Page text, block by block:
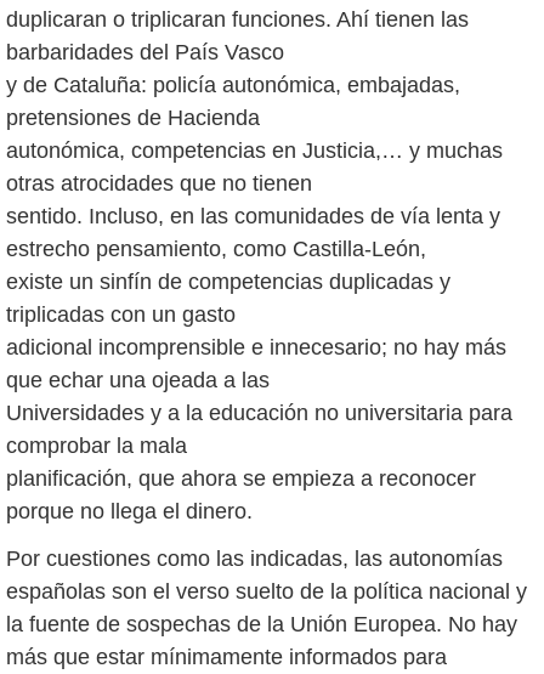
duplicaran o triplicaran funciones. Ahí tienen las
barbaridades del País Vasco
y de Cataluña: policía autonómica, embajadas,
pretensiones de Hacienda
autonómica, competencias en Justicia,… y muchas
otras atrocidades que no tienen
sentido. Incluso, en las comunidades de vía lenta y
estrecho pensamiento, como Castilla-León,
existe un sinfín de competencias duplicadas y
triplicadas con un gasto
adicional incomprensible e innecesario; no hay más
que echar una ojeada a las
Universidades y a la educación no universitaria para
comprobar la mala
planificación, que ahora se empieza a reconocer
porque no llega el dinero.
Por cuestiones como las indicadas, las autonomías
españolas son el verso suelto de la política nacional y
la fuente de sospechas de la Unión Europea. No hay
más que estar mínimamente informados para